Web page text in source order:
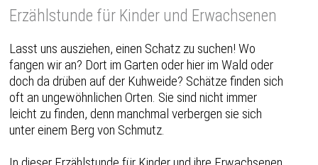
Erzählstunde für Kinder und Erwachsenen
Lasst uns ausziehen, einen Schatz zu suchen! Wo
fangen wir an? Dort im Garten oder hier im Wald oder
doch da drüben auf der Kuhweide? Schätze finden sich
oft an ungewöhnlichen Orten. Sie sind nicht immer
leicht zu finden, denn manchmal verbergen sie sich
unter einem Berg von Schmutz.